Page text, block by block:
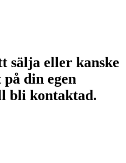
sälja eller kanske
din egen
bli kontaktad.